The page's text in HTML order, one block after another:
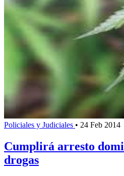
Policiales y Judiciales • 24 Feb 2014
Cumplirá arresto
drogas